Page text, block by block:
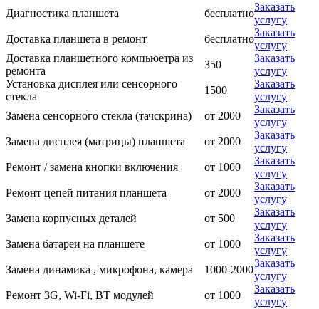
Диагностика планшета бесплатно
Заказать
услугу
Доставка планшета в ремонт
бесплатно
Заказать
услугу
Доставка планшетного компьюетра из
ремонта
350
Заказать
услугу
Установка дисплея или сенсорного
стекла
1500
Заказать
услугу
Замена сенсорного стекла (тачскрина)
от 2000
Заказать
услугу
Замена дисплея (матрицы) планшета
от 2000
Заказать
услугу
Ремонт / замена кнопки включения
от 1000
Заказать
услугу
Ремонт цепей питания планшета
от 2000
Заказать
услугу
Замена корпусных деталей
от 500
Заказать
услугу
Замена батареи на планшете
от 1000
Заказать
услугу
Замена динамика , микрофона, камера
1000-2000
Заказать
услугу
Ремонт 3G, Wi-Fi, BT модулей
от 1000
Заказать
услугу